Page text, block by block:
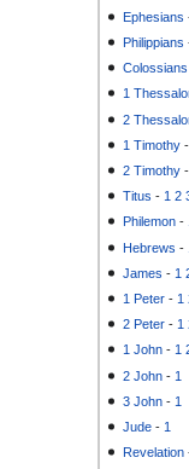
Ephesians
Philippians
Colossians
1
2
1 Timothy
2 Timothy
Titus - 1 2
Philemon -
Hebrews -
James - 1
1 Peter - 1
2 Peter - 1
1 John - 1
2 John - 1
3 John - 1
Jude - 1
Revelation